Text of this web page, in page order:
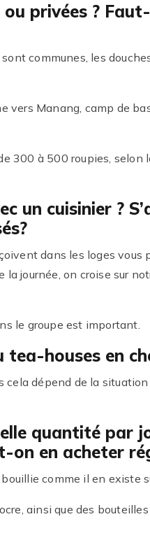
privées ?
communes, les
vers Manang, camp de
300 à 500 roupies, selon
un cuisinier ?
dans les loges vous
journée, on croise sur
le groupe est important.
houses en
dépend de la
quantité par
en acheter
comme il en existe
ainsi que des